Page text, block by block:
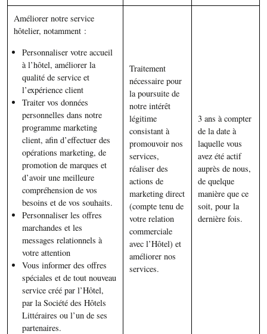
Améliorer notre service
hôtelier, notamment :
Personnaliser votre accueil
à l’hôtel, améliorer la
qualité de service et
l’expérience client
Traiter vos données
personnelles dans notre
programme marketing
client, afin d’effectuer des
opérations marketing, de
promotion de marques et
d’avoir une meilleure
compréhension de vos
besoins et de vos souhaits.
Personnaliser les offres
marchandes et les
messages relationnels à
votre attention
Vous informer des offres
spéciales et de tout nouveau
service créé par l’Hôtel,
par la Société des Hôtels
Littéraires ou l’un de ses
partenaires.
Traitement
nécessaire pour
la poursuite de
notre intérêt
légitime
consistant à
promouvoir nos
services,
réaliser des
actions de
marketing direct
(compte tenu de
votre relation
commerciale
avec l’Hôtel) et
améliorer nos
services.
3 ans à compter
de la date à
laquelle vous
avez été actif
auprès de nous,
de quelque
manière que ce
soit, pour la
dernière fois.